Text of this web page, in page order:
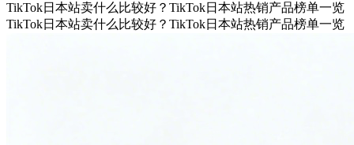
TikTok日本站卖什么比较好？TikTok日本站热销产品榜单一览
TikTok日本站卖什么比较好？TikTok日本站热销产品榜单一览